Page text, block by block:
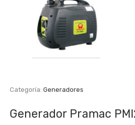
Categoría: Generadores
Generador Pramac